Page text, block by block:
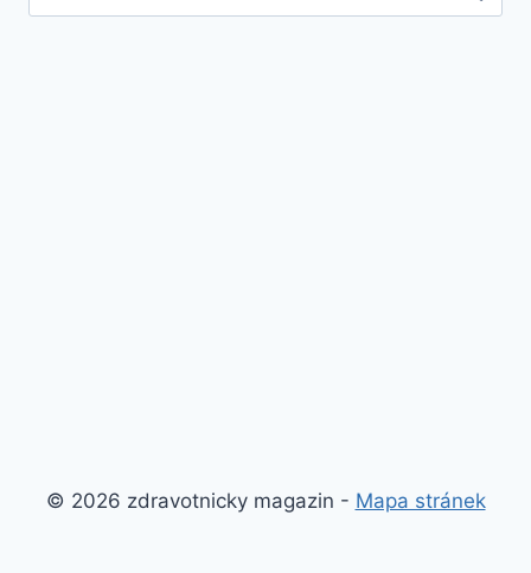
© 2026 zdravotnicky magazin - Mapa stránek